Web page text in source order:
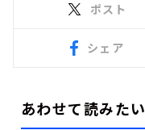
ポスト
シェア
あわせて読みたい